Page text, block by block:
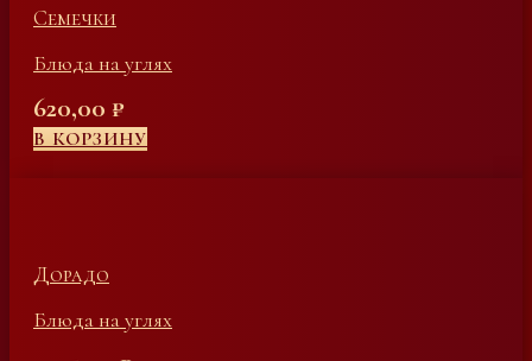
Семечки
Блюда на углях
620,00 ₽
В КОРЗИНУ
Дорадо
Блюда на углях